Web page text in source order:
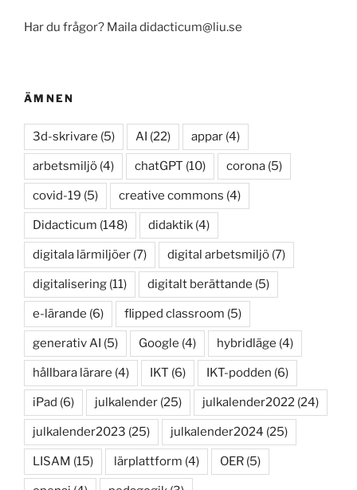
Har du frågor? Maila didacticum@liu.se
ÄMNEN
3d-skrivare (5) AI (22) appar (4)
arbetsmiljö (4) chatGPT (10) corona (5)
covid-19 (5) creative commons (4)
Didacticum (148) didaktik (4)
digitala lärmiljöer (7) digital arbetsmiljö (7)
digitalisering (11) digitalt berättande (5)
e-lärande (6) flipped classroom (5)
generativ AI (5) Google (4) hybridläge (4)
hållbara lärare (4) IKT (6) IKT-podden (6)
iPad (6) julkalender (25) julkalender2022 (24)
julkalender2023 (25) julkalender2024 (25)
LISAM (15) lärplattform (4) OER (5)